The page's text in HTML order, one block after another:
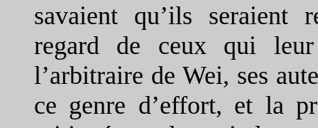
savaient qu’ils seraient
regard de ceux qui
l’arbitraire de Wei, ses
ce genre d’effort, et la